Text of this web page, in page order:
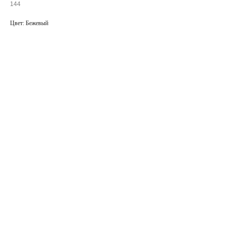
144
Цвет: Бежевый